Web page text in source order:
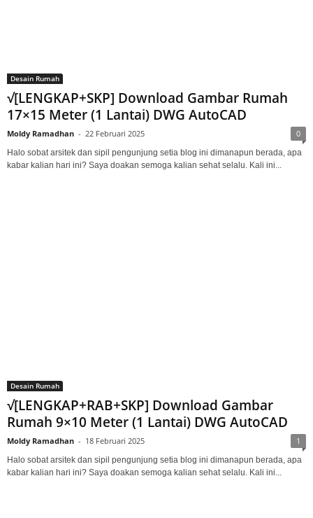
Desain Rumah
√[LENGKAP+SKP] Download Gambar Rumah
17×15 Meter (1 Lantai) DWG AutoCAD
Moldy Ramadhan - 22 Februari 2025 0
Halo sobat arsitek dan sipil pengunjung setia blog ini dimanapun berada, apa
kabar kalian hari ini? Saya doakan semoga kalian sehat selalu. Kali ini...
Desain Rumah
√[LENGKAP+RAB+SKP] Download Gambar
Rumah 9×10 Meter (1 Lantai) DWG AutoCAD
Moldy Ramadhan - 18 Februari 2025 1
Halo sobat arsitek dan sipil pengunjung setia blog ini dimanapun berada, apa
kabar kalian hari ini? Saya doakan semoga kalian sehat selalu. Kali ini...